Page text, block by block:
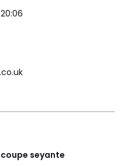
seyante